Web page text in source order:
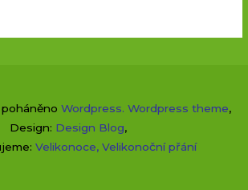
Wordpress. Wordpress theme,
Design: Design Blog,
Velikonoce, Velikonoční přání